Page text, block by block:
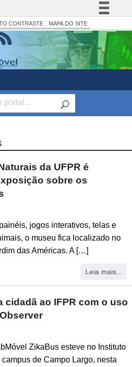
Simplifique!
Comunica BR
Participe
Acesso à informação
Canais
CONTRASTE MAPA DO SITE
da UFPR é
sobre os
jogos interativos, telas e
o museu fica localizado no
das Américas. A […]
Leia mais...
cidadã ao IFPR com o uso
ZikaBus esteve no Instituto
de Campo Largo, nesta